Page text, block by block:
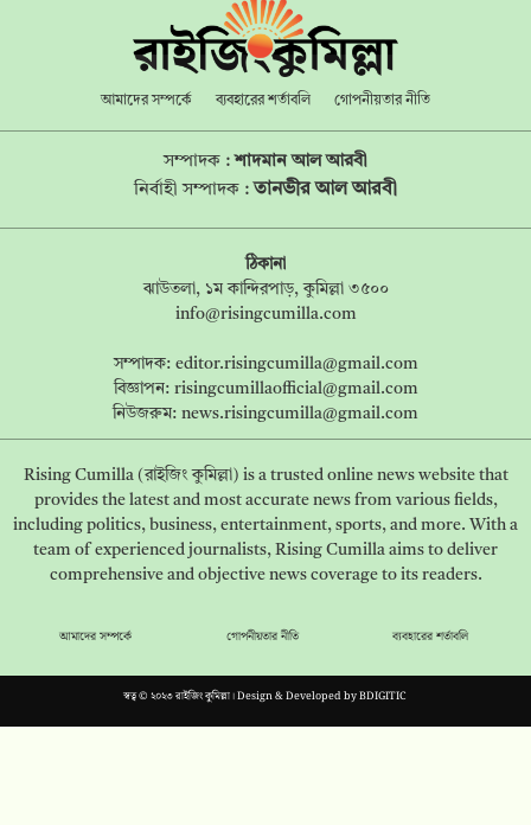
আমাদের সম্পর্কে ব্যবহারের শর্তাবলি গোপনীয়তার নীতি
সম্পাদক :শাদমান আল আরবী
নির্বাহী সম্পাদক : তানভীর আল আরবী
ঠিকানা
ঝাউতলা, ১ম কান্দিরপাড়, কুমিল্লা ৩৫০০
info@risingcumilla.com
সম্পাদক: editor.risingcumilla@gmail.com
বিজ্ঞাপন: risingcumillaofficial@gmail.com
নিউজরুম: news.risingcumilla@gmail.com
Rising Cumilla (রাইজিং কুমিল্লা) is a trusted online news website that
provides the latest and most accurate news from various fields,
including politics, business, entertainment, sports, and more. With a
team of experienced journalists, Rising Cumilla aims to deliver
comprehensive and objective news coverage to its readers.
আমাদের সম্পর্কে গোপনীয়তার নীতি ব্যবহারের শর্তাবলি
স্বত্ব © ২০২৩ রাইজিং কুমিল্লা। Design & Developed byBDIGITIC